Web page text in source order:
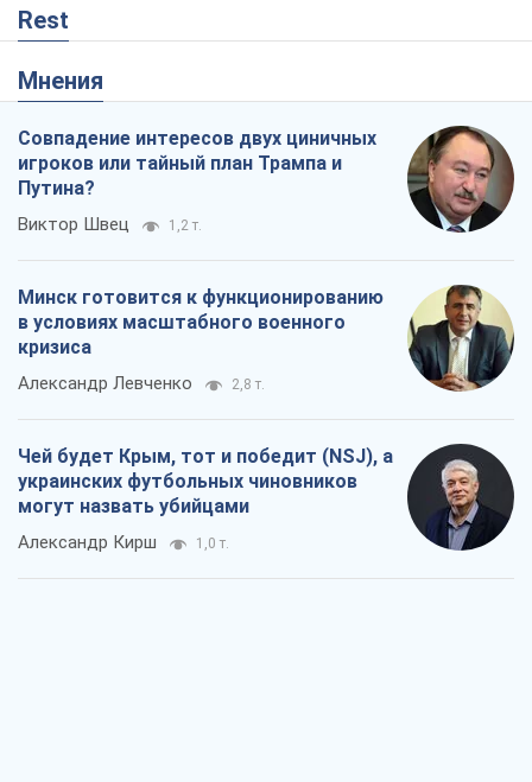
Rest
Мнения
Совпадение интересов двух циничных
игроков или тайный план Трампа и
Путина?
Виктор Швец 1,2 т.
Минск готовится к функционированию
в условиях масштабного военного
кризиса
Александр Левченко 2,8 т.
Чей будет Крым, тот и победит (NSJ), а
украинских футбольных чиновников
могут назвать убийцами
Александр Кирш 1,0 т.